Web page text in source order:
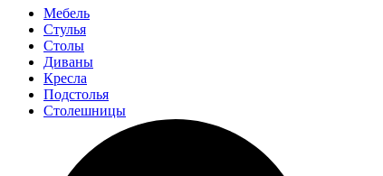
Мебель
Стулья
Столы
Диваны
Кресла
Подстолья
Столешницы